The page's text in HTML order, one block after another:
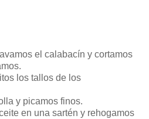
el calabacín y cortamos
los tallos de los
y picamos finos.
en una sartén y rehogamos